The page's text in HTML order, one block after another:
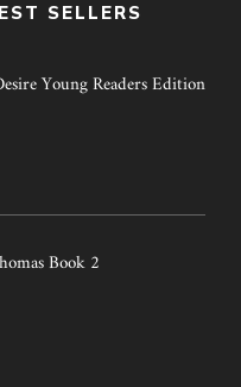
SELLERS
Young Readers Edition
Book 2